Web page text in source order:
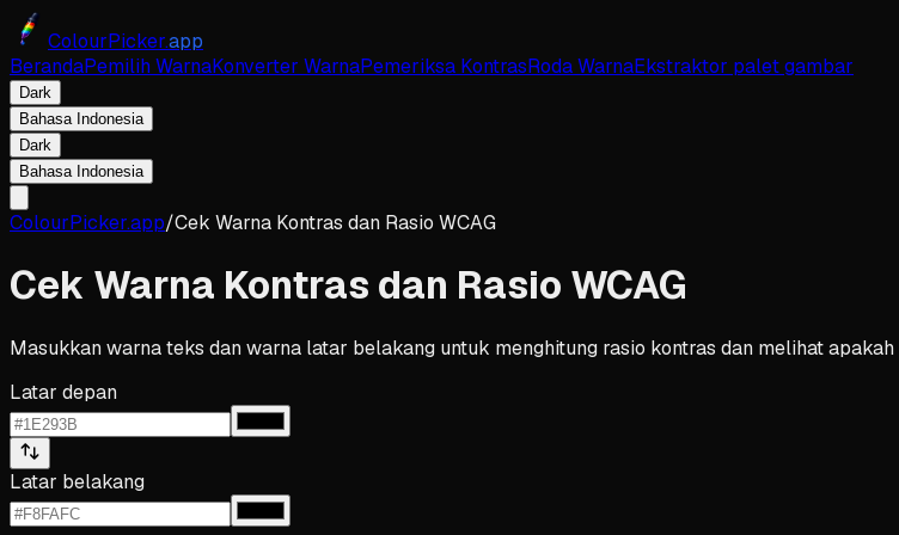
ColourPicker.app
BerandaPemilih WarnaKonverter WarnaPemeriksa KontrasRoda WarnaEkstraktor palet gambar
Dark
Bahasa Indonesia
Dark
Bahasa Indonesia
ColourPicker.app/Cek Warna Kontras dan Rasio WCAG
Cek Warna Kontras dan Rasio WCAG
Masukkan warna teks dan warna latar belakang untuk menghitung rasio kontras dan melihat
Latar depan
Latar belakang